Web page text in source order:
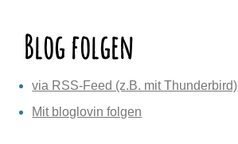
Blog folgen
via RSS-Feed (z.B. mit Thunderbird)
Mit bloglovin folgen